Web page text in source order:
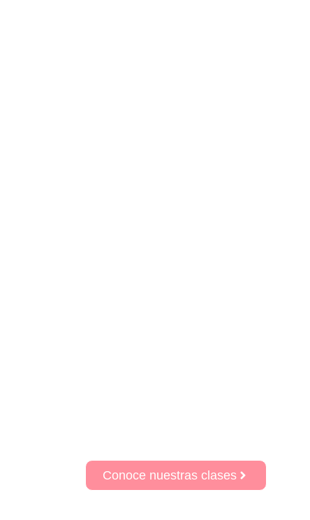
Conoce nuestras clases